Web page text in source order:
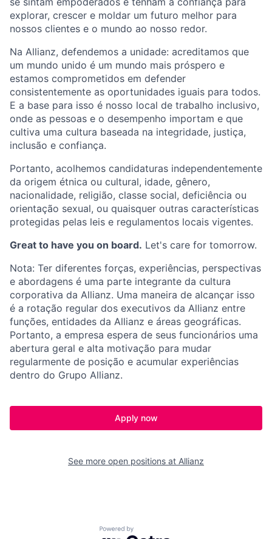
explorar, crescer e moldar um futuro melhor para
nossos clientes e o mundo ao nosso redor.
Na Allianz, defendemos a unidade: acreditamos que
um mundo unido é um mundo mais próspero e
estamos comprometidos em defender
consistentemente as oportunidades iguais para todos.
E a base para isso é nosso local de trabalho inclusivo,
onde as pessoas e o desempenho importam e que
cultiva uma cultura baseada na integridade, justiça,
inclusão e confiança.
Portanto, acolhemos candidaturas independentemente
da origem étnica ou cultural, idade, gênero,
nacionalidade, religião, classe social, deficiência ou
orientação sexual, ou quaisquer outras características
protegidas pelas leis e regulamentos locais vigentes.
Great to have you on board. Let's care for tomorrow.
Nota: Ter diferentes forças, experiências, perspectivas
e abordagens é uma parte integrante da cultura
corporativa da Allianz. Uma maneira de alcançar isso
é a rotação regular dos executivos da Allianz entre
funções, entidades da Allianz e áreas geográficas.
Portanto, a empresa espera de seus funcionários uma
abertura geral e alta motivação para mudar
regularmente de posição e acumular experiências
dentro do Grupo Allianz.
Apply now
See more open positions at Allianz
Powered by Getro.com